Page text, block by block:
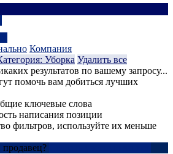
Компания
Уборка Удалить все
результатов по вашему запросу...
помочь вам добиться лучших
ключевые слова
написания позиции
фильтров, используйте их меньше